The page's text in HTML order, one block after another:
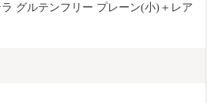
ラ グルテンフリー プレーン(小)＋レア